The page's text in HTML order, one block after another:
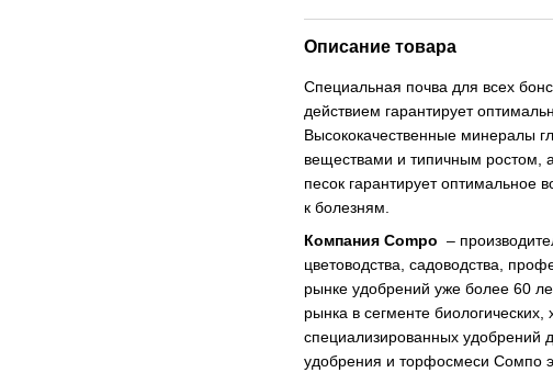
Описание товара
Специальная почва для всех
действием гарантирует
Высококачественные минералы
веществами и типичным ростом,
песок гарантирует оптимальное
к болезням.
Компания Сompo –
цветоводства, садоводства,
рынке удобрений уже более 60
рынка в сегменте
специализированных удобрений
удобрения и торфосмеси Сомпо